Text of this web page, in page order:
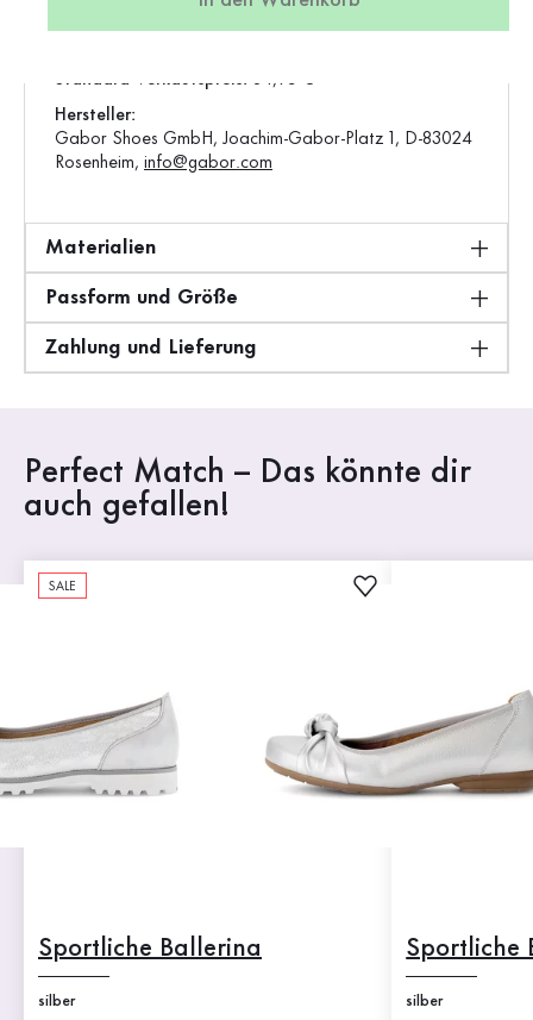
Europa
Standard-Verkaufspreis: 84,95 €
Hersteller:
Gabor Shoes GmbH, Joachim-Gabor-Platz 1, D-83024
Rosenheim, info@gabor.com
Materialien
Passform und Größe
Zahlung und Lieferung
Perfect Match – Das könnte dir
auch gefallen!
SALE
Sportliche Ballerina
silber
Sportliche
silber